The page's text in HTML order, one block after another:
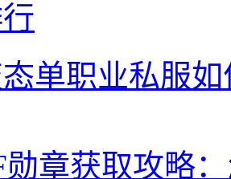
单职业私服
勋章获取攻略